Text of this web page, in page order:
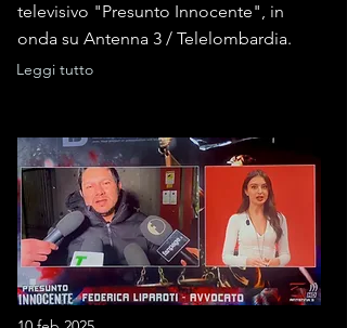
televisivo "Presunto Innocente", in
onda su Antenna 3 / Telelombardia.
Leggi tutto